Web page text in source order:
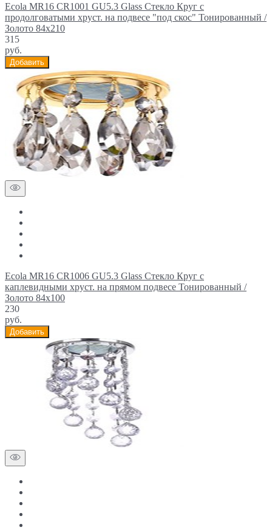
Ecola MR16 CR1001 GU5.3 Glass Стекло Круг с
продолговатыми хруст. на подвесе "под скос" Тонированный /
Золото 84x210
315
руб.
Добавить
Ecola MR16 CR1006 GU5.3 Glass Стекло Круг с
каплевидными хруст. на прямом подвесе Тонированный /
Золото 84x100
230
руб.
Добавить